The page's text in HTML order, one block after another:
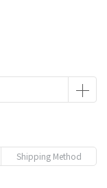
Shipping Method